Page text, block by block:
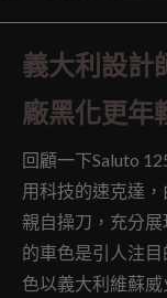
義大利設計
廠黑化更年
回顧一下Saluto
用科技的速克達
親自操刀，充分
的車色是引人注
色以義大利維蘇